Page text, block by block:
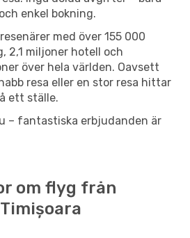
enkel bokning.
med över 155 000
2,1 miljoner hotell och
över hela världen. Oavsett
resa eller en stor resa hittar
ett ställe.
– fantastiska erbjudanden är
om flyg från